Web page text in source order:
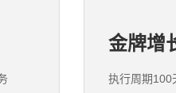
金牌增
执行周期100